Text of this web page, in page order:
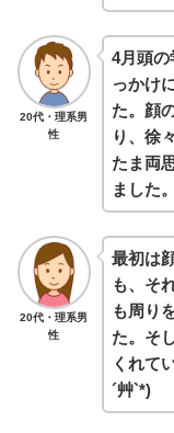
20代・理系男
性
4月頭の
っかけ
た。顔
り、徐
たま両
ました。
20代・理系男
性
最初は
も、そ
も周り
た。そ
くれて
´艸`*)